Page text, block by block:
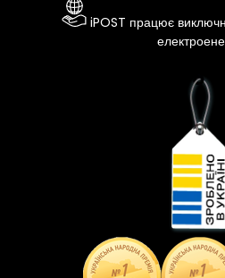
iPOST працює